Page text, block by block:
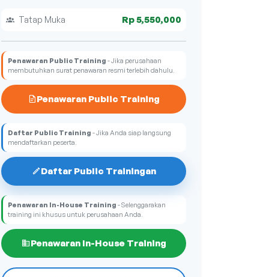
Tatap Muka Rp 5,550,000
Penawaran Public Training - Jika perusahaan
membutuhkan surat penawaran resmi terlebih dahulu.
Penawaran Public Training
Daftar Public Training - Jika Anda siap langsung
mendaftarkan peserta.
Daftar Public Trainingan
Penawaran In-House Training - Selenggarakan
training ini khusus untuk perusahaan Anda.
Penawaran In-House Training